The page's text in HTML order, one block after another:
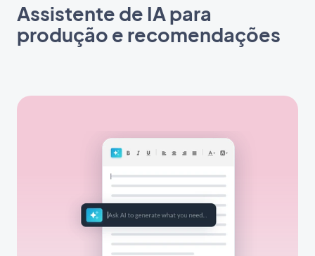
Assistente de IA para
produção e recomendações